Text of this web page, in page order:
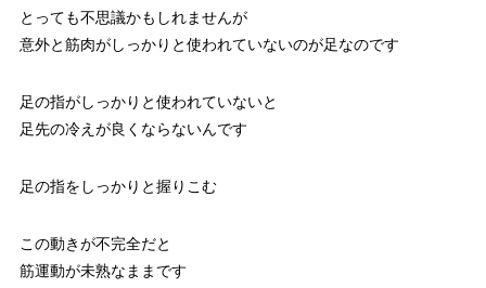
とっても不思議かもしれませんが
意外と筋肉がしっかりと使われていないのが足なのです
足の指がしっかりと使われていないと
足先の冷えが良くならないんです
足の指をしっかりと握りこむ
この動きが不完全だと
筋運動が未熟なままです